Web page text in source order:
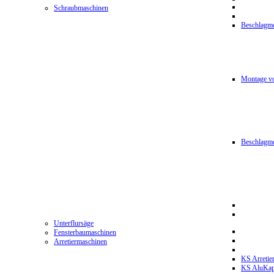
Schraubmaschinen
Montage
Unterflursäge
Fensterbaumaschinen
Arretiermaschinen
KS
KS